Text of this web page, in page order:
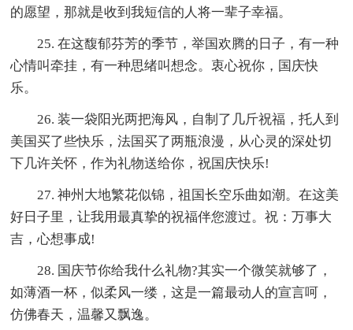
的愿望，那就是收到我短信的人将一辈子幸福。
25. 在这馥郁芬芳的季节，举国欢腾的日子，有一种
心情叫牵挂，有一种思绪叫想念。衷心祝你，国庆快
乐。
26. 装一袋阳光两把海风，自制了几斤祝福，托人到
美国买了些快乐，法国买了两瓶浪漫，从心灵的深处切
下几许关怀，作为礼物送给你，祝国庆快乐!
27. 神州大地繁花似锦，祖国长空乐曲如潮。在这美
好日子里，让我用最真挚的祝福伴您渡过。祝：万事大
吉，心想事成!
28. 国庆节你给我什么礼物?其实一个微笑就够了，
如薄酒一杯，似柔风一缕，这是一篇最动人的宣言呵，
仿佛春天，温馨又飘逸。